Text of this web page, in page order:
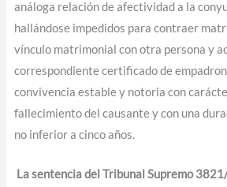
análoga relación de afectividad a la
hallándose impedidos para contraer
vínculo matrimonial con otra persona y
correspondiente certificado de
convivencia estable y notoria con
fallecimiento del causante y con una
no inferior a cinco años.
La sentencia del Tribunal Supremo